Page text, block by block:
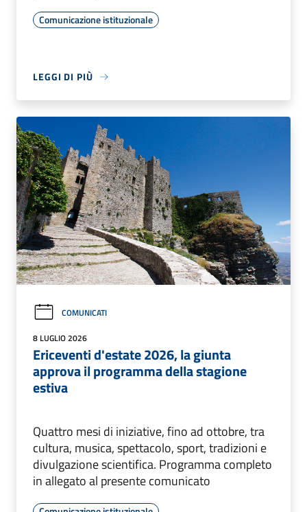
Comunicazione istituzionale
LEGGI DI PIÙ
COMUNICATI
8 LUGLIO 2026
Ericeventi d'estate 2026, la giunta
approva il programma della stagione
estiva
Quattro mesi di iniziative, fino ad ottobre, tra
cultura, musica, spettacolo, sport, tradizioni e
divulgazione scientifica. Programma completo
in allegato al presente comunicato